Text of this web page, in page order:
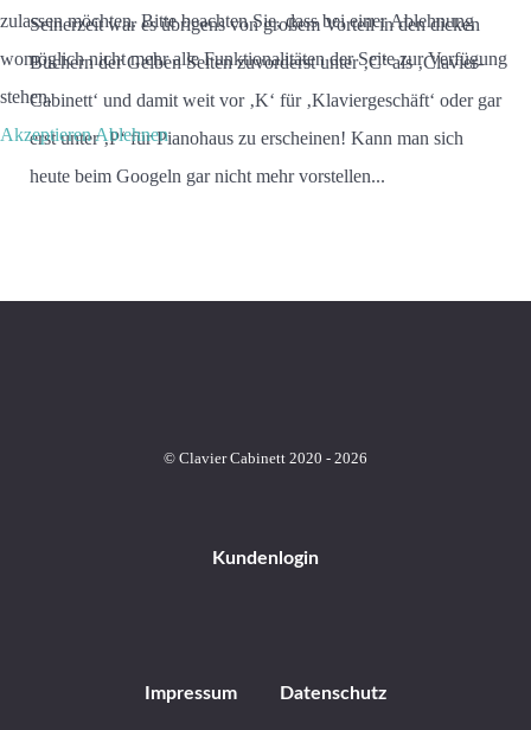
Seinerzeit war es übrigens von großem Vorteil in den dicken
Büchern der Gelben Seiten zuvorderst unter ‚C‘ als ‚Clavier-
Cabinett‘ und damit weit vor ‚K‘ für ‚Klaviergeschäft‘ oder gar
erst unter ‚P‘ für Pianohaus zu erscheinen! Kann man sich
heute beim Googeln gar nicht mehr vorstellen...
© Clavier Cabinett 2020 - 2026
Kundenlogin
Impressum Datenschutz
zulassen möchten. Bitte beachten Sie, dass bei einer Ablehnung
womöglich nicht mehr alle Funktionalitäten der Seite zur Verfügung
stehen.
AkzeptierenAblehnen